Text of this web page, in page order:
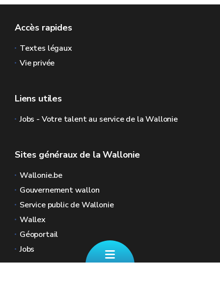
Accès rapides
Textes légaux
Vie privée
Liens utiles
Jobs - Votre talent au service de la Wallonie
Sites généraux de la Wallonie
Wallonie.be
Gouvernement wallon
Service public de Wallonie
Wallex
Géoportail
Jobs